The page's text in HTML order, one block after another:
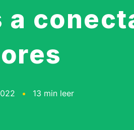
a
13 min leer